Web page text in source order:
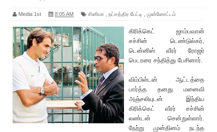
Media 1st 8:05 AM சினிமா நட்சத்திர பேட்டி மு‌ன்னோ‌ட்ட‌ம்
கிரிக்கெட் ஜ‌ா‌ம்பவா‌ன்
ச‌‌‌ச்‌சி‌ன் டெ‌ண்டு‌ல்க‌ர்,
டெ‌ன்‌னி‌ஸ் ‌வீர‌ர் ரோஜ‌ர்
பெடரரை ச‌ந்‌‌தி‌த்து பே‌சினா‌ர்.
விம்பிள்டன் ஆட்டத்தை
பார்த்த தனது மனை‌வி
அ‌ஞ்ச‌லியுட‌ன் இ‌ந்‌திய
‌கி‌‌ரி‌க்கெ‌ட் ‌வீர‌ர் ச‌ச்‌சி‌ன்
ல‌ண்ட‌ன் செ‌ன்று‌ள்ளா‌ர்.
நே‌ற்று மு‌‌ன்‌தின‌ம் நட‌ந்த